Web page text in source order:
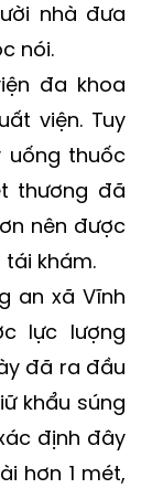
nhưng
mới biết
nhà đưa
nói.
đa khoa
viện. Tuy
uống thuốc
thương đã
nên được
tái khám.
an xã Vĩnh
lực lượng
đã ra đầu
khẩu súng